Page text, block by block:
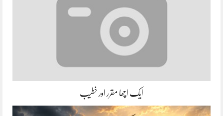
ایک اچھا مقرر اور خطیب